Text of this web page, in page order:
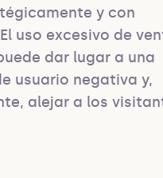
y con
uso excesivo de
dar lugar a una
usuario negativa y,
alejar a los